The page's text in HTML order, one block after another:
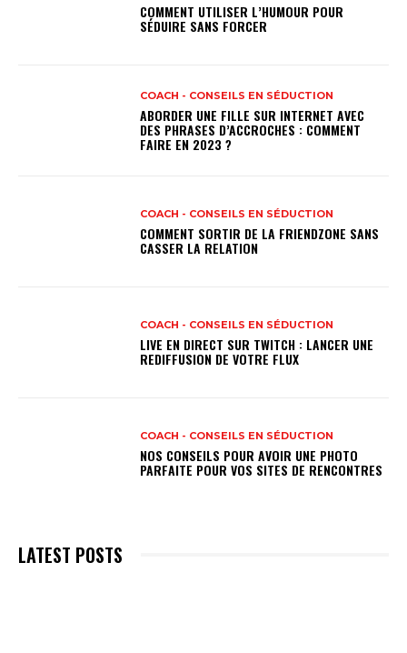
COMMENT UTILISER L’HUMOUR POUR
SÉDUIRE SANS FORCER
COACH - CONSEILS EN SÉDUCTION
ABORDER UNE FILLE SUR INTERNET AVEC
DES PHRASES D’ACCROCHES : COMMENT
FAIRE EN 2023 ?
COACH - CONSEILS EN SÉDUCTION
COMMENT SORTIR DE LA FRIENDZONE SANS
CASSER LA RELATION
COACH - CONSEILS EN SÉDUCTION
LIVE EN DIRECT SUR TWITCH : LANCER UNE
REDIFFUSION DE VOTRE FLUX
COACH - CONSEILS EN SÉDUCTION
NOS CONSEILS POUR AVOIR UNE PHOTO
PARFAITE POUR VOS SITES DE RENCONTRES
LATEST POSTS